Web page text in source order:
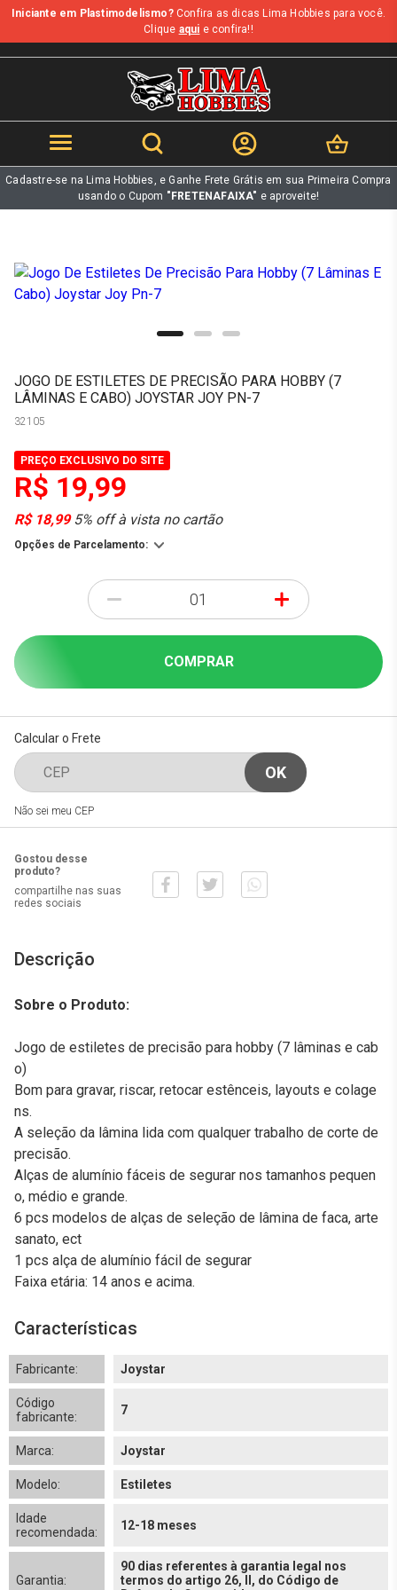
b
Iniciante em Plastimodelismo?Confira as dicas Lima Hobbies para você.
Clique aqui e confira!!
Cadastre-se na Lima Hobbies, e Ganhe Frete Grátis em sua Primeira Compra
usando o Cupom "FRETENAFAIXA" e aproveite!
JOGO DE ESTILETES DE PRECISÃO PARA HOBBY (7
LÂMINAS E CABO) JOYSTAR JOY PN-7
32105
PREÇO EXCLUSIVO DO SITE
R$ 19,99
R$ 18,995% off à vista no cartão
Opções de Parcelamento:
- +
COMPRAR
Calcular o Frete
Não sei meu CEP
Gostou desse
produto?
compartilhe nas suas
redes sociais
Descrição
Sobre o Produto:
Jogo de estiletes de precisão para hobby (7 lâminas e cab
o)
Bom para gravar, riscar, retocar estênceis, layouts e colage
ns.
A seleção da lâmina lida com qualquer trabalho de corte de
precisão.
Alças de alumínio fáceis de segurar nos tamanhos pequen
o, médio e grande.
6 pcs modelos de alças de seleção de lâmina de faca, arte
sanato, ect
1 pcs alça de alumínio fácil de segurar
Faixa etária: 14 anos e acima.
Características
Fabricante: Joystar
Código
fabricante:
7
Marca: Joystar
Modelo: Estiletes
Idade
recomendada:
12-18 meses
Garantia:
90 dias referentes à garantia legal nos
termos do artigo 26, II, do Código de